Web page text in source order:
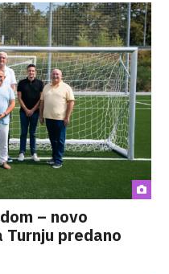
– novo
predano